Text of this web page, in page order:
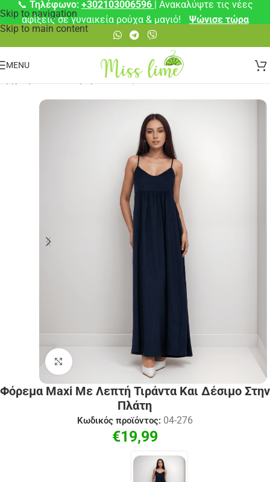
Skip to navigation
Skip to main content
📞 Τηλέφωνο: +302103006596 | Ανακαλύψτε τις νέες
αφίξεις σε γυναικεία ρούχα & μαγιό!
Ψώνισε τώρα
MENU
Φορέματα Μάξι
Click to enlarge
Φόρεμα Maxi Με Λεπτή Τιράντα Και Δέσιμο Στην
Πλάτη
Κωδικός προϊόντος: 04-276
€19,99